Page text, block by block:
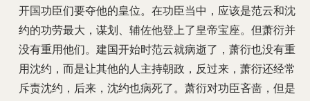
开国功臣们要夺他的皇位。在功臣当中，应该是范云和沈
约的功劳最大，谋划、辅佐他登上了皇帝宝座。但萧衍并
没有重用他们。建国开始时范云就病逝了，萧衍也没有重
用沈约，而是让其他的人主持朝政，反过来，萧衍还经常
斥责沈约，后来，沈约也病死了。萧衍对功臣吝啬，但是